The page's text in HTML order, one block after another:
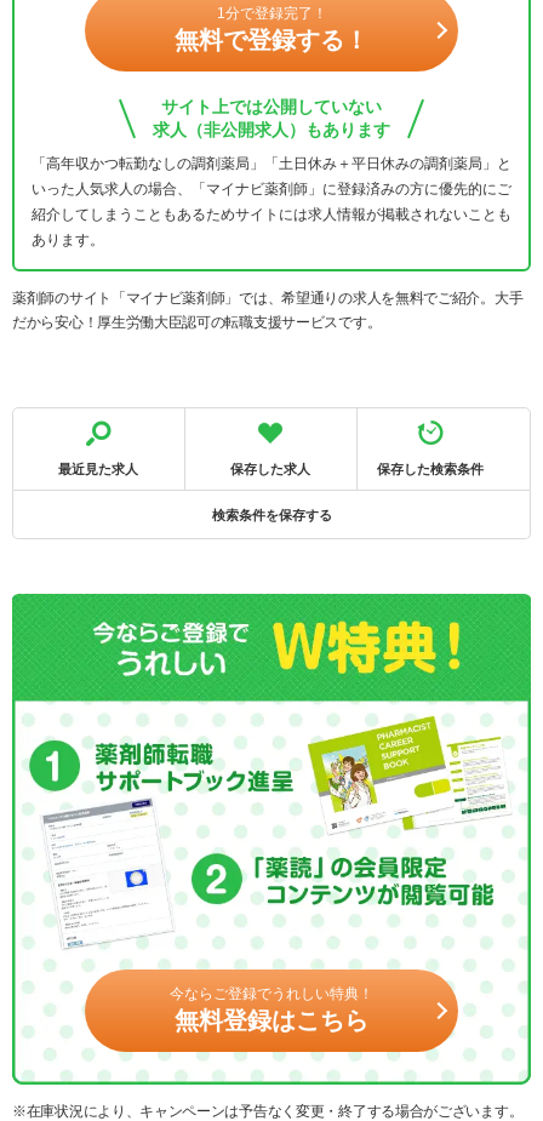
1分で登録完了！
無料で登録する！
サイト上では公開していない
求人（非公開求人）もあります
「高年収かつ転勤なしの調剤薬局」「土日休み＋平日休みの調剤薬局」と
いった人気求人の場合、「マイナビ薬剤師」に登録済みの方に優先的にご
紹介してしまうこともあるためサイトには求人情報が掲載されないことも
あります。
薬剤師のサイト「マイナビ薬剤師」では、希望通りの求人を無料でご紹介。大手
だから安心！厚生労働大臣認可の転職支援サービスです。
最近見た求人 保存した求人 保存した検索条件
検索条件を保存する
今ならご登録でうれしい特典！
無料登録はこちら
※在庫状況により、キャンペーンは予告なく変更・終了する場合がございます。